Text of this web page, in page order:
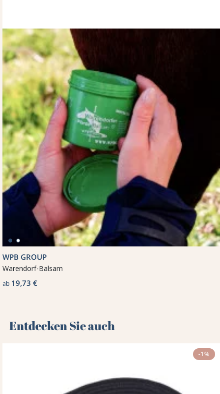
WPB GROUP
Warendorf-Balsam
ab 19,73 €
Entdecken Sie auch 🌻
-1%